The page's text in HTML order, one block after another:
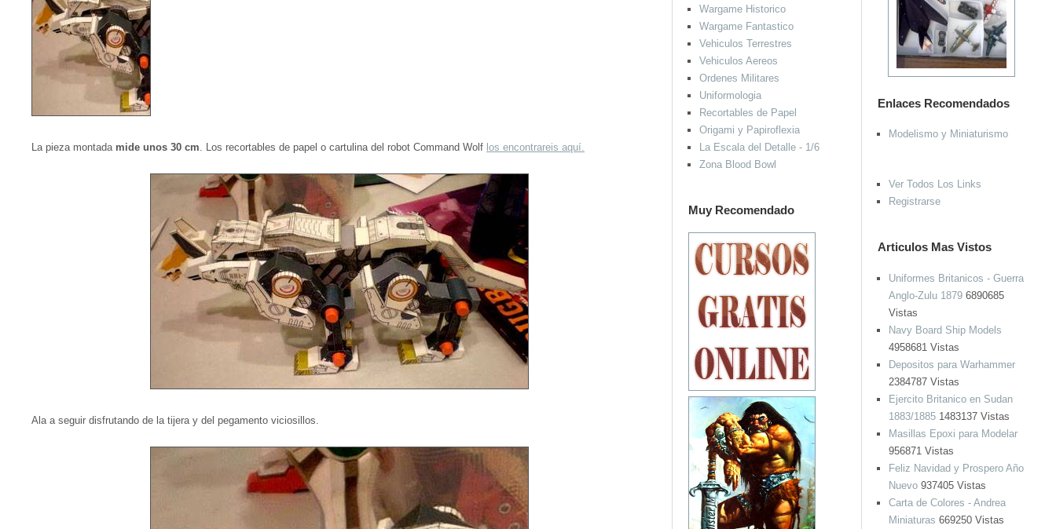
La pieza montada mide unos 30 cm . Los recortables de papel o cartulina del robot Command Wolf los encontrareis aquí.
Ala a seguir disfrutando de la tijera y del pegamento viciosillos.
Enlaces Recomendados
Modelismo y Miniaturismo
Ver Todos Los Links
Registrarse
Articulos Mas Vistos
Uniformes Britanicos - Guerra
Anglo-Zulu 18796890685
Vistas
Navy Board Ship Models
4958681 Vistas
Depositos para Warhammer
2384787 Vistas
Ejercito Britanico en Sudan
1883/18851483137 Vistas
Masillas Epoxi para Modelar
956871 Vistas
Feliz Navidad y Prospero Año
Nuevo937405 Vistas
Carta de Colores - Andrea
Miniaturas 669250 Vistas
Wargame Historico
Wargame Fantastico
Vehiculos Terrestres
Vehiculos Aereos
Ordenes Militares
Uniformologia
Recortables de Papel
Origami y Papiroflexia
La Escala del Detalle - 1/6
Zona Blood Bowl
Muy Recomendado